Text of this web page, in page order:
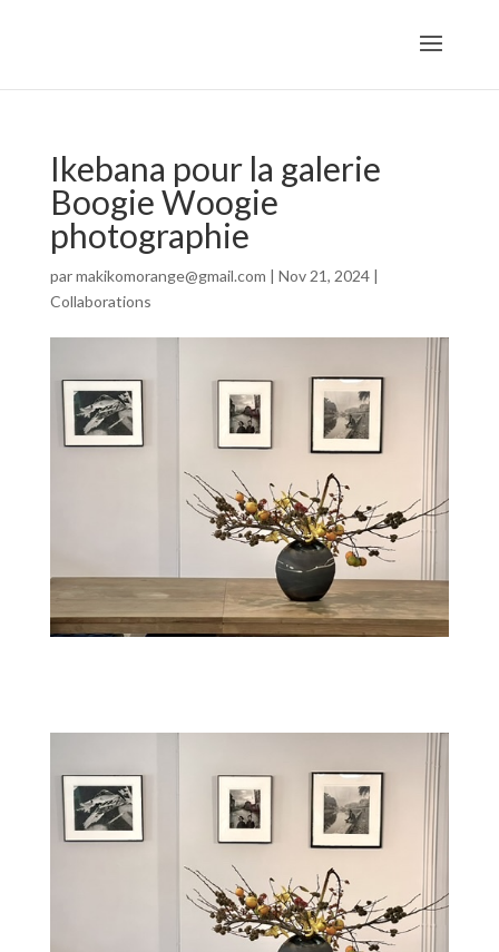
Ikebana pour la galerie
Boogie Woogie
photographie
parmakikomorange@gmail.com | Nov 21, 2024|
Collaborations